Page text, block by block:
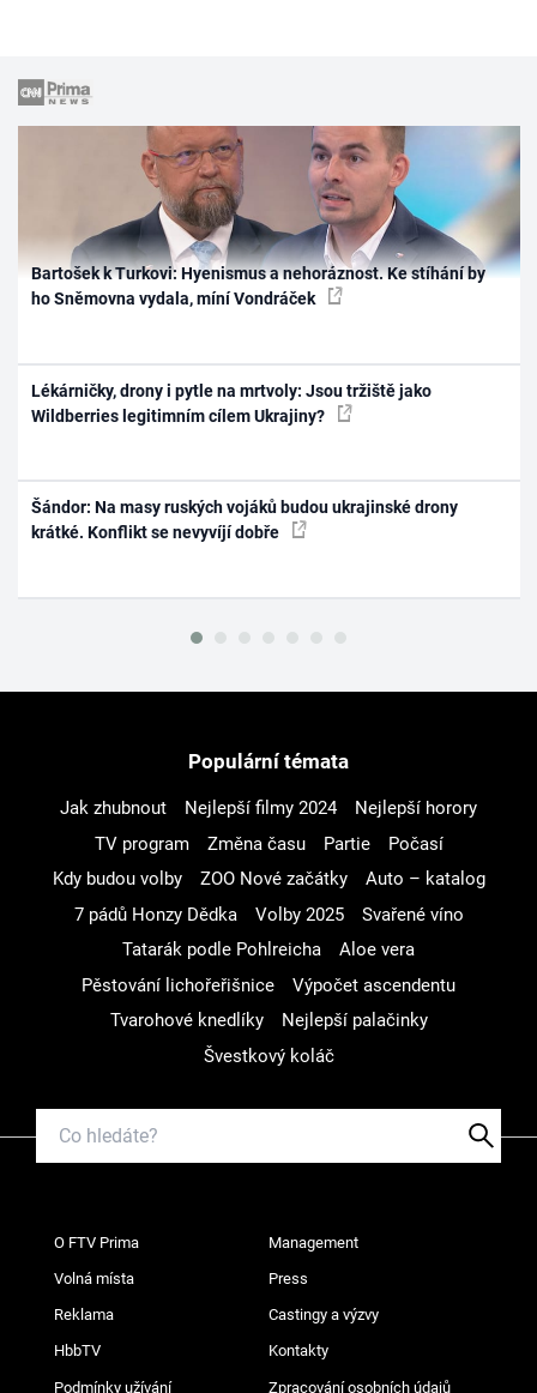
Bartošek k Turkovi: Hyenismus a nehoráznost. Ke stíhání by
ho Sněmovna vydala, míní Vondráček
Lékárničky, drony i pytle na mrtvoly: Jsou tržiště jako
Wildberries legitimním cílem Ukrajiny?
Šándor: Na masy ruských vojáků budou ukrajinské drony
krátké. Konflikt se nevyvíjí dobře
Populární témata
Jak zhubnout Nejlepší filmy 2024
Nejlepší horory
TV program
Změna času Partie
Počasí
Kdy budou volby
ZOO Nové začátky
Auto – katalog
7 pádů Honzy Dědka
Volby 2025
Svařené víno
Tatarák podle Pohlreicha
Aloe vera
Pěstování lichořeřišnice
Výpočet ascendentu
Tvarohové knedlíky
Nejlepší palačinky
Švestkový koláč
O FTV Prima Management
Volná místa Press
Reklama Castingy a výzvy
HbbTV Kontakty
Podmínky užívání Zpracování osobních údajů